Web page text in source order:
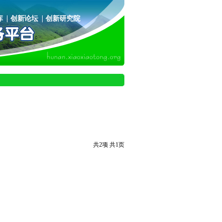
创新论坛 创新研究院
共2项 共1页